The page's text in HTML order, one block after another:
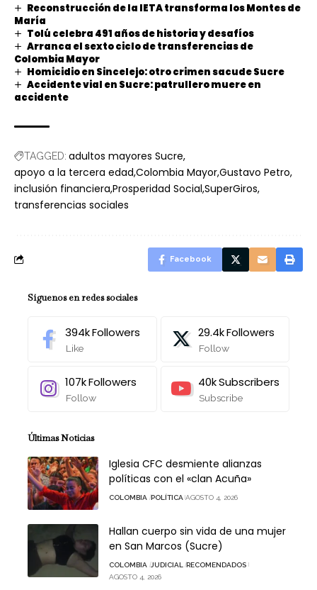
Reconstrucción de la IETA transforma los Montes de
María
Tolú celebra 491 años de historia y desafíos
Arranca el sexto ciclo de transferencias de
Colombia Mayor
Homicidio en Sincelejo: otro crimen sacude Sucre
Accidente vial en Sucre: patrullero muere en
accidente
TAGGED: adultos mayores Sucre
apoyo a la tercera edad Colombia MayorGustavo Petro
inclusión financiera Prosperidad Social SuperGiros
transferencias sociales
Facebook
Síguenos en redes sociales
394kFollowers
Like
29.4kFollowers
Follow
107kFollowers
Follow
40kSubscribers
Subscribe
Últimas Noticias
Iglesia CFC desmiente alianzas
políticas con el «clan Acuña»
COLOMBIA POLÍTICA AGOSTO 4, 2026
Hallan cuerpo sin vida de una mujer
en San Marcos (Sucre)
COLOMBIA JUDICIAL
RECOMENDADOS
AGOSTO 4, 2026